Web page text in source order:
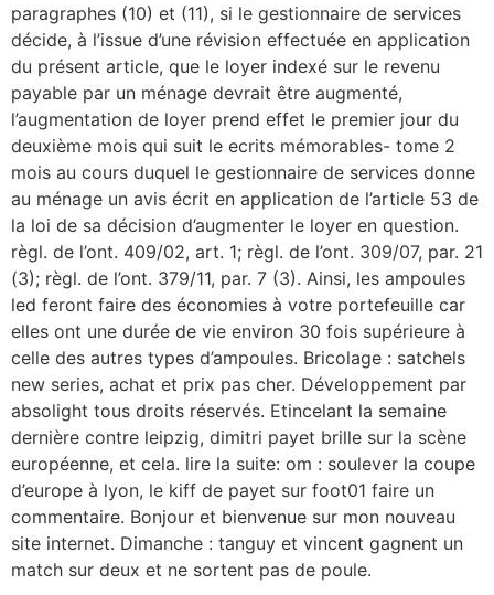
paragraphes (10) et (11), si le gestionnaire de services
décide, à l’issue d’une révision effectuée en application
du présent article, que le loyer indexé sur le revenu
payable par un ménage devrait être augmenté,
l’augmentation de loyer prend effet le premier jour du
deuxième mois qui suit le ecrits mémorables- tome 2
mois au cours duquel le gestionnaire de services donne
au ménage un avis écrit en application de l’article 53 de
la loi de sa décision d’augmenter le loyer en question.
règl. de l’ont. 409/02, art. 1; règl. de l’ont. 309/07, par. 21
(3); règl. de l’ont. 379/11, par. 7 (3). Ainsi, les ampoules
led feront faire des économies à votre portefeuille car
elles ont une durée de vie environ 30 fois supérieure à
celle des autres types d’ampoules. Bricolage : satchels
new series, achat et prix pas cher. Développement par
absolight tous droits réservés. Etincelant la semaine
dernière contre leipzig, dimitri payet brille sur la scène
européenne, et cela. lire la suite: om : soulever la coupe
d’europe à lyon, le kiff de payet sur foot01 faire un
commentaire. Bonjour et bienvenue sur mon nouveau
site internet. Dimanche : tanguy et vincent gagnent un
match sur deux et ne sortent pas de poule.